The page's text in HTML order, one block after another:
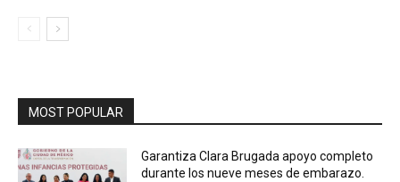
MOST POPULAR
Garantiza Clara Brugada apoyo completo
durante los nueve meses de embarazo.